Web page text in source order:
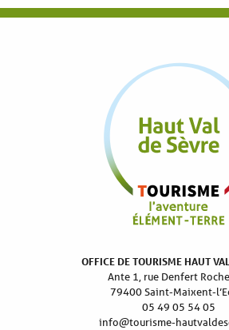
OFFICE DE TOURISME HAUT
Ante 1, rue Denfert
79400 Saint-Maixent-
05 49 05 54 05
info@tourisme-